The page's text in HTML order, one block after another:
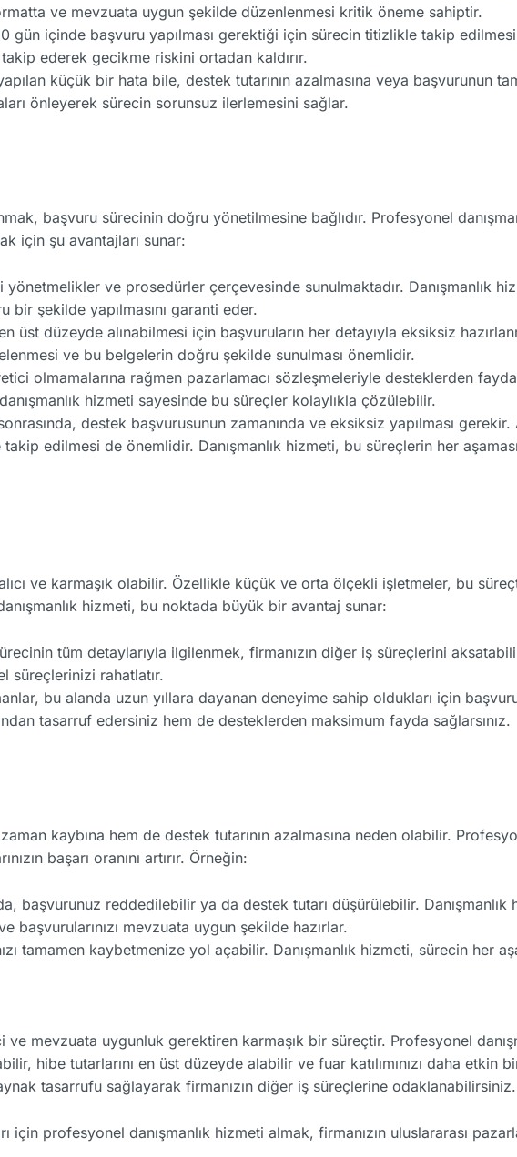
ve mevzuata uygun şekilde düzenlenmesi kritik öneme sahiptir.
gün içinde başvuru yapılması gerektiği için sürecin titizlikle takip
ederek gecikme riskini ortadan kaldırır.
küçük bir hata bile, destek tutarının azalmasına veya başvurunun
önleyerek sürecin sorunsuz ilerlemesini sağlar.
başvuru sürecinin doğru yönetilmesine bağlıdır. Profesyonel
için şu avantajları sunar:
ve prosedürler çerçevesinde sunulmaktadır. Danışmanlık
şekilde yapılmasını garanti eder.
üst düzeyde alınabilmesi için başvuruların her detayıyla eksiksiz
ve bu belgelerin doğru şekilde sunulması önemlidir.
olmamalarına rağmen pazarlamacı sözleşmeleriyle desteklerden
hizmeti sayesinde bu süreçler kolaylıkla çözülebilir.
sonrasında, destek başvurusunun zamanında ve eksiksiz yapılması
edilmesi de önemlidir. Danışmanlık hizmeti, bu süreçlerin her
ve karmaşık olabilir. Özellikle küçük ve orta ölçekli işletmeler, bu
hizmeti, bu noktada büyük bir avantaj sunar:
tüm detaylarıyla ilgilenmek, firmanızın diğer iş süreçlerini
süreçlerinizi rahatlatır.
bu alanda uzun yıllara dayanan deneyime sahip oldukları için
tasarruf edersiniz hem de desteklerden maksimum fayda sağlarsınız.
kaybına hem de destek tutarının azalmasına neden olabilir.
başarı oranını artırır. Örneğin:
başvurunuz reddedilebilir ya da destek tutarı düşürülebilir. Danışmanlık
mevzuata uygun şekilde hazırlar.
tamamen kaybetmenize yol açabilir. Danışmanlık hizmeti, sürecin her
ve mevzuata uygunluk gerektiren karmaşık bir süreçtir. Profesyonel
hibe tutarlarını en üst düzeyde alabilir ve fuar katılımınızı daha etkin
tasarrufu sağlayarak firmanızın diğer iş süreçlerine odaklanabilirsiniz.
için profesyonel danışmanlık hizmeti almak, firmanızın uluslararası